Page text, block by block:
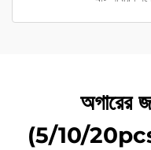
অগারের
(5/10/20pcs)